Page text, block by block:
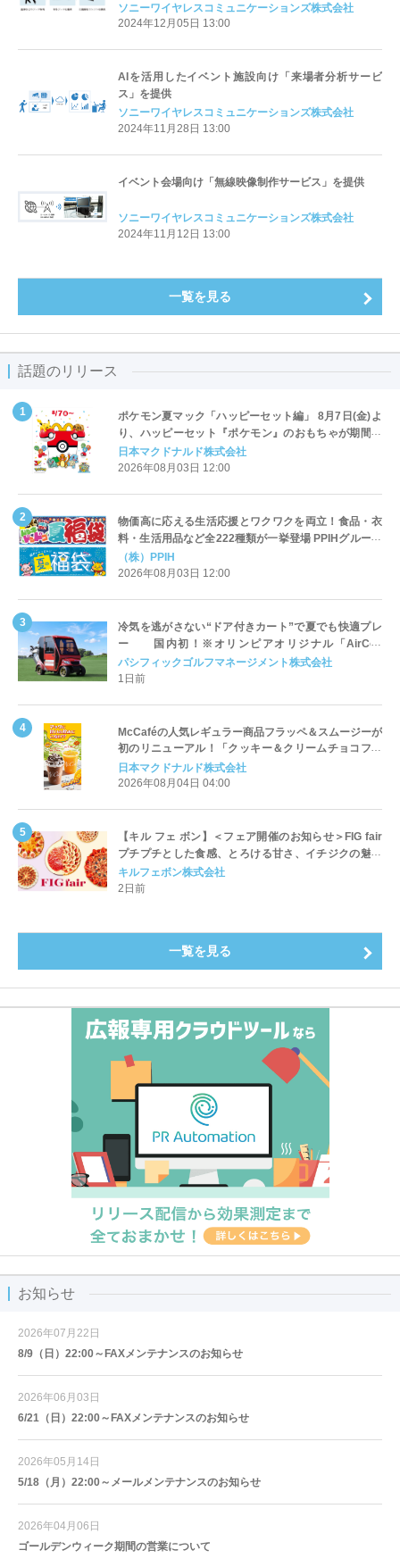
ソニーワイヤレスコミュニケーションズ株式会社
2024年12月05日 13:00
AIを活用したイベント施設向け「来場者分析サービ
ス」を提供
ソニーワイヤレスコミュニケーションズ株式会社
2024年11月28日 13:00
イベント会場向け「無線映像制作サービス」を提供
ソニーワイヤレスコミュニケーションズ株式会社
2024年11月12日 13:00
一覧を見る
話題のリリース
ポケモン夏マック「ハッピーセット編」 8月7日(金)よ
り、ハッピーセット『ポケモン』のおもちゃが期間限
定登場
日本マクドナルド株式会社
2026年08月03日 12:00
物価高に応える生活応援とワクワクを両立！食品・衣
料・生活用品など全222種類が一挙登場 PPIHグループ
「夏福袋」＆セール 8月6日(木)より順次スタート
（株）PPIH
2026年08月03日 12:00
冷気を逃がさない“ドア付きカート”で夏でも快適プレ
ー 国内初！※オリンピアオリジナル「AirCon
Cart（エアコンカート）」導入 | ＰＧＭ
パシフィックゴルフマネージメント株式会社
1日前
McCaféの人気レギュラー商品フラッペ＆スムージーが
初のリニューアル！「クッキー＆クリームチョコフラ
ッペ」「マンゴースムージー」8月5日（水）から販売
開始
日本マクドナルド株式会社
2026年08月04日 04:00
【キル フェ ボン】＜フェア開催のお知らせ＞FIG fair
プチプチとした食感、とろける甘さ、イチジクの魅力
をたっぷりと。新作を含め、イチジク尽くしの全4種が
登場8月20日（木）スタート
キルフェボン株式会社
2日前
一覧を見る
お知らせ
2026年07月22日
8/9（日）22:00～FAXメンテナンスのお知らせ
2026年06月03日
6/21（日）22:00～FAXメンテナンスのお知らせ
2026年05月14日
5/18（月）22:00～メールメンテナンスのお知らせ
2026年04月06日
ゴールデンウィーク期間の営業について